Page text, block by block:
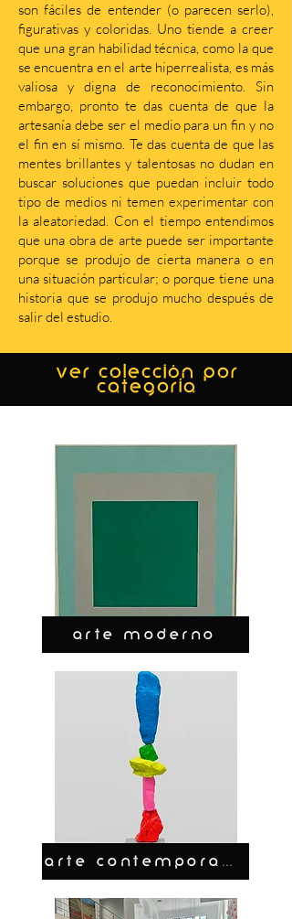
son fáciles de entender (o parecen serlo),
figurativas y coloridas. Uno tiende a creer
que una gran habilidad técnica, como la que
se encuentra en el arte hiperrealista, es más
valiosa y digna de reconocimiento. Sin
embargo, pronto te das cuenta de que la
artesanía debe ser el medio para un fin y no
el fin en sí mismo. Te das cuenta de que las
mentes brillantes y talentosas no dudan en
buscar soluciones que puedan incluir todo
tipo de medios ni temen experimentar con
la aleatoriedad. Con el tiempo entendimos
que una obra de arte puede ser importante
porque se produjo de cierta manera o en
una situación particular; o porque tiene una
historia que se produjo mucho después de
salir del estudio.
ver colección por
categoría
ARTE MODERNO
ARTE CONTEMPORANEO